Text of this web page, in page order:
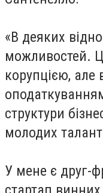
«В деяких
можливостей.
корупцією, але
структури
молодих
У мене є друг-